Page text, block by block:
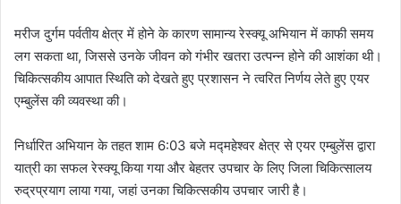
मरीज दुर्गम पर्वतीय क्षेत्र में होने के कारण सामान्य रेस्क्यू अभियान में काफी समय
लग सकता था, जिससे उनके जीवन को गंभीर खतरा उत्पन्न होने की आशंका थी।
चिकित्सकीय आपात स्थिति को देखते हुए प्रशासन ने त्वरित निर्णय लेते हुए एयर
एम्बुलेंस की व्यवस्था की।
निर्धारित अभियान के तहत शाम 6:03 बजे मद्महेश्वर क्षेत्र से एयर एम्बुलेंस द्वारा
यात्री का सफल रेस्क्यू किया गया और बेहतर उपचार के लिए जिला चिकित्सालय
रुद्रप्रयाग लाया गया, जहां उनका चिकित्सकीय उपचार जारी है।